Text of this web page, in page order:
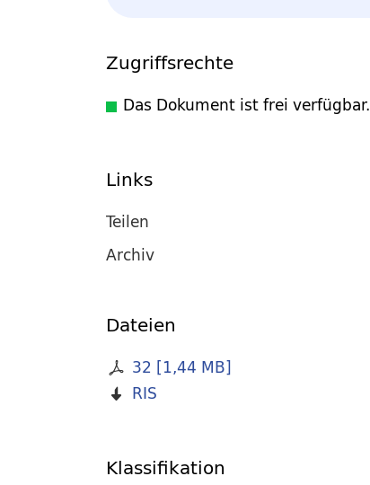
Zugriffsrechte
Das Dokument ist frei verfügbar.
Links
Teilen
Archiv
Dateien
32 [1,44 MB]
RIS
Klassifikation